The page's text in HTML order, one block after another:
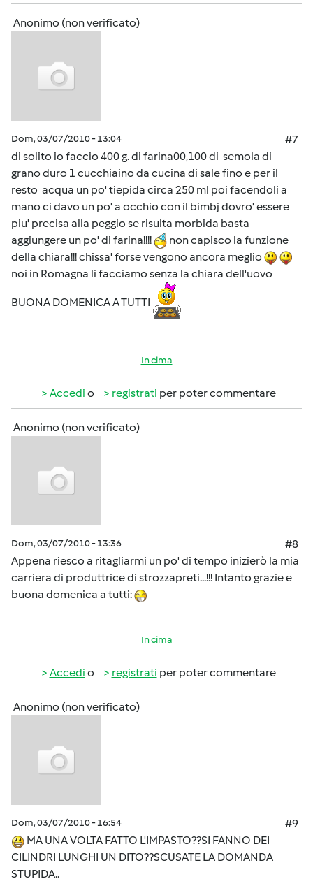
Anonimo (non verificato)
Dom, 03/07/2010 - 13:04
#7
di solito io faccio 400 g. di farina00,100 di semola di
grano duro 1 cucchiaino da cucina di sale fino e per il
resto acqua un po' tiepida circa 250 ml poi facendoli a
mano ci davo un po' a occhio con il bimbj dovro' essere
piu' precisa alla peggio se risulta morbida basta
aggiungere un po' di farina!!!!
non capisco la funzione
della chiara!!! chissa' forse vengono ancora meglio
noi in Romagna li facciamo senza la chiara dell'uovo
BUONA DOMENICA A TUTTI
In cima
Accedi o registrati per poter commentare
Anonimo (non verificato)
Dom, 03/07/2010 - 13:36
#8
Appena riesco a ritagliarmi un po' di tempo inizierò la mia
carriera di produttrice di strozzapreti...!!! Intanto grazie e
buona domenica a tutti:
In cima
Accedi o registrati per poter commentare
Anonimo (non verificato)
Dom, 03/07/2010 - 16:54
#9
MA UNA VOLTA FATTO L'IMPASTO??SI FANNO DEI
CILINDRI LUNGHI UN DITO??SCUSATE LA DOMANDA
STUPIDA..